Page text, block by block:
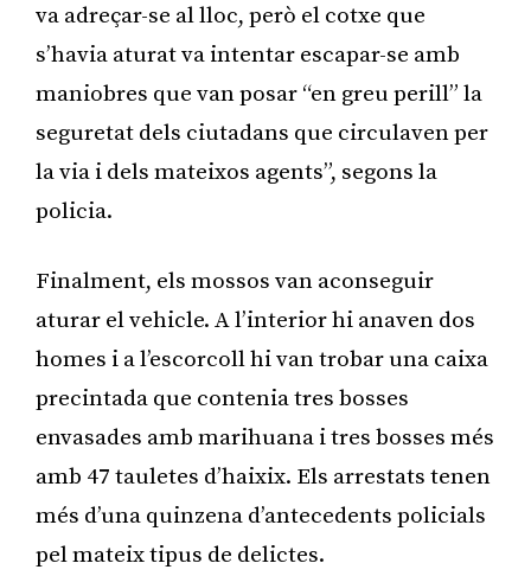
va adreçar-se al lloc, però el cotxe que
s’havia aturat va intentar escapar-se amb
maniobres que van posar “en greu perill” la
seguretat dels ciutadans que circulaven per
la via i dels mateixos agents”, segons la
policia.
Finalment, els mossos van aconseguir
aturar el vehicle. A l’interior hi anaven dos
homes i a l’escorcoll hi van trobar una caixa
precintada que contenia tres bosses
envasades amb marihuana i tres bosses més
amb 47 tauletes d’haixix. Els arrestats tenen
més d’una quinzena d’antecedents policials
pel mateix tipus de delictes.